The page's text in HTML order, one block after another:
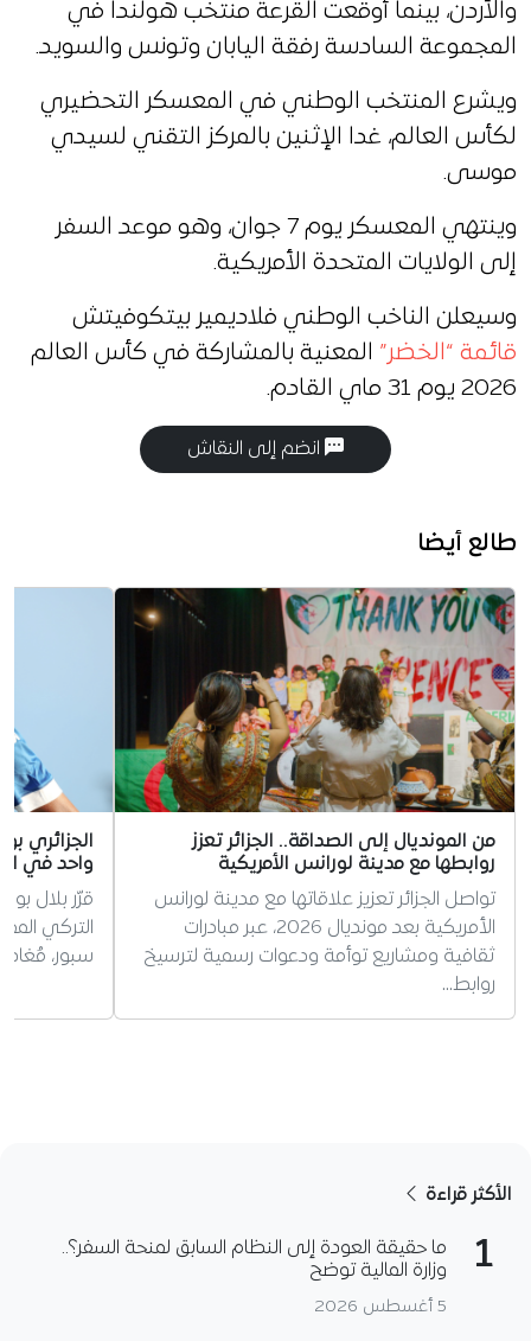
والأردن، بينما أوقعت القرعة منتخب هولندا في
المجموعة السادسة رفقة اليابان وتونس والسويد.
ويشرع المنتخب الوطني في المعسكر التحضيري
لكأس العالم، غدا الإثنين بالمركز التقني لسيدي
موسى.
وينتهي المعسكر يوم 7 جوان، وهو موعد السفر
إلى الولايات المتحدة الأمريكية.
وسيعلن الناخب الوطني فلاديمير بيتكوفيتش
قائمة “الخضر” المعنية بالمشاركة في كأس العالم
2026 يوم 31 ماي القادم.
انضم إلى النقاش
طالع أيضا
من المونديال إلى الصداقة.. الجزائر تعزز
روابطها مع مدينة لورانس الأمريكية
تواصل الجزائر تعزيز علاقاتها مع مدينة لورانس
الأمريكية بعد مونديال 2026، عبر مبادرات
ثقافية ومشاريع توأمة ودعوات رسمية لترسيخ
روابط…
الجزائري
واحد في
قرّر بلال
التركي
سبور،
الأكثر قراءة
1
ما حقيقة العودة إلى النظام السابق لمنحة السفر؟..
وزارة المالية توضح
5 أغسطس 2026